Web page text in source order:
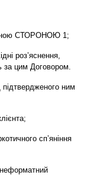
СТОРОНОЮ 1;
роз’яснення,
за цим Договором.
ним
сп’яніння